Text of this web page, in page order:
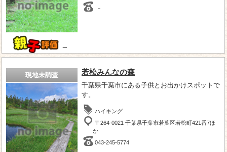
－
－
現地未調査 若松みんなの森
千葉県千葉市にある子供とお出かけスポットで
す。
ハイキング
〒264-0021 千葉県千葉市若葉区若松町421番7ほ
か
043-245-5774